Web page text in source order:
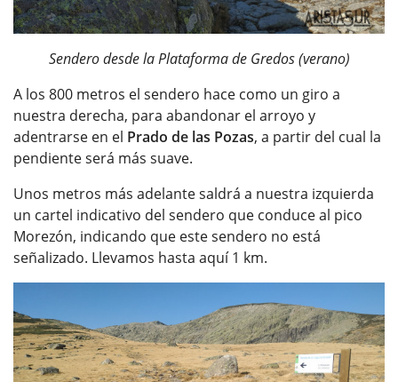
Sendero desde la Plataforma de Gredos (verano)
A los 800 metros el sendero hace como un giro a
nuestra derecha, para abandonar el arroyo y
adentrarse en el Prado de las Pozas, a partir del cual la
pendiente será más suave.
Unos metros más adelante saldrá a nuestra izquierda
un cartel indicativo del sendero que conduce al pico
Morezón, indicando que este sendero no está
señalizado. Llevamos hasta aquí 1 km.